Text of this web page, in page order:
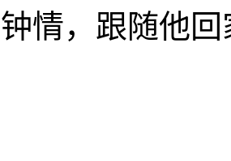
情，跟随他